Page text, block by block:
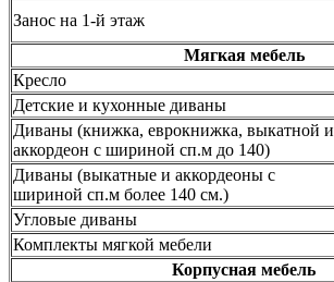
Занос на 1-й этаж
Мягкая мебель
Кресло
Детские и кухонные диваны
Диваны (книжка, еврокнижка, выкатной и
аккордеон с шириной сп.м до 140)
Диваны (выкатные и аккордеоны с
шириной сп.м более 140 см.)
Угловые диваны
Комплекты мягкой мебели
Корпусная мебель